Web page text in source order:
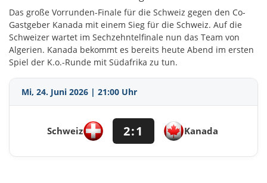
Das große Vorrunden-Finale für die Schweiz gegen den Co-
Gastgeber Kanada mit einem Sieg für die Schweiz. Auf die
Schweizer wartet im Sechzehntelfinale nun das Team von
Algerien. Kanada bekommt es bereits heute Abend im ersten
Spiel der K.o.-Runde mit Südafrika zu tun.
Mi, 24. Juni 2026 | 21:00 Uhr
Schweiz 2:1 Kanada